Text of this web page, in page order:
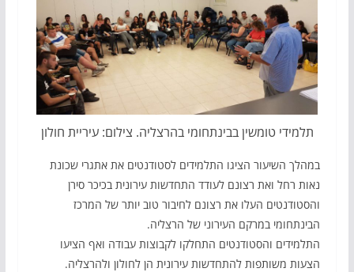
תלמידי טומשין בבינתחומי בהרצליה. צילום: עיריית חולון
במהלך השיעור הציגו התלמידים לסטודנטים את אתגרי שכונת
נאות רחל ואת רצונם לעודד התחדשות עירונית בכיכר סירן
והסטודנטים העלו את רצונם לחיבור טוב יותר של המרכז
הבינתחומי במרקם העירוני של הרצליה.
התלמידים והסטודנטים התחלקו לקבוצות עבודה ואף הציעו
הצעות משותפות להתחדשות עירונית הן לחולון ולהרצליה.